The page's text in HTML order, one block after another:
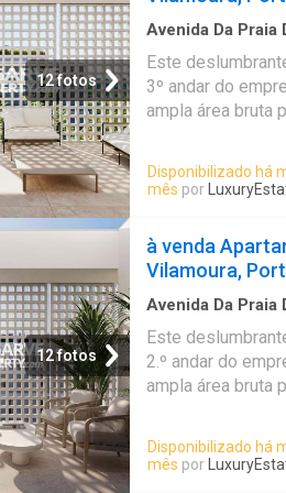
12 fotos
Avenida Da Praia
Garagem·Terraço
Este
3º andar do
ampla área bruta
lugares de
Vilamouraé um
exclusivo que
zonas
Concebido para
espaços
estilo de vida
cuidadosamente
composto por 55
dois a quatro
apartamentos
m² e 202 m²,
Disponibilizado há
mês por
12 fotos
à venda
Vilamoura,
Avenida Da Praia
Garagem·Terraço
Este
2.º andar do
ampla área bruta
lugares de
Vilamouraé um
exclusivo que
Disponibilizado há
mês por